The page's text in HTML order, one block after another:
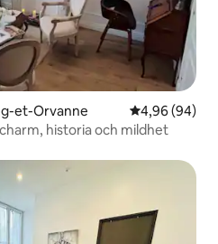
et-Orvanne 4,96 av 5 i
4,96 (94)
historia och mildhet